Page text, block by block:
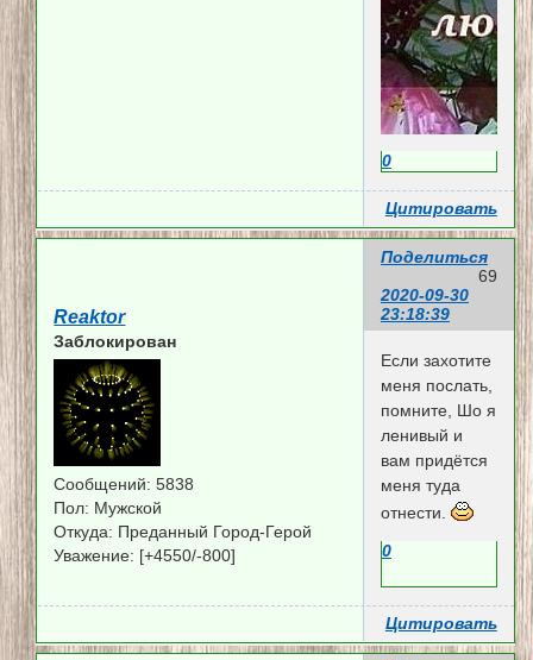
0
Цитировать
Поделиться
69
2020-09-30
23:18:39
Reaktor
Заблокирован
Сообщений: 5838
Пол: Мужской
Откуда: Преданный Город-Герой
Уважение: [+4550/-800]
Если захотите
меня послать,
помните, Шо я
ленивый и
вам придётся
меня туда
отнести.
0
Цитировать